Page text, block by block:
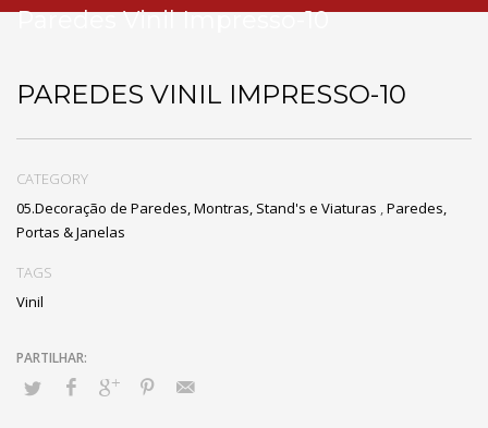
Paredes Vinil Impresso-10
PAREDES VINIL IMPRESSO-10
CATEGORY
05.Decoração de Paredes, Montras, Stand's e Viaturas ,Paredes,
Portas & Janelas
TAGS
Vinil